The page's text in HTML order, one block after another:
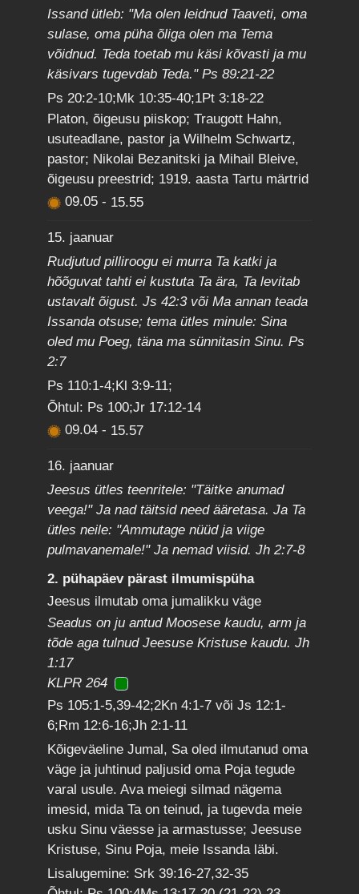
Issand ütleb: "Ma olen leidnud Taaveti, oma
sulase, oma püha õliga olen ma Tema
võidnud. Teda toetab mu käsi kõvasti ja mu
käsivars tugevdab Teda." Ps 89:21-22
Ps 20:2-10;Mk 10:35-40;1Pt 3:18-22
Platon, õigeusu piiskop; Traugott Hahn,
usuteadlane, pastor ja Wilhelm Schwartz,
pastor; Nikolai Bezanitski ja Mihail Bleive,
õigeusu preestrid; 1919. aasta Tartu märtrid
09.05- 15.55
15. jaanuar
Rudjutud pilliroogu ei murra Ta katki ja
hõõguvat tahti ei kustuta Ta ära, Ta levitab
ustavalt õigust. Js 42:3 või Ma annan teada
Issanda otsuse; tema ütles minule: Sina
oled mu Poeg, täna ma sünnitasin Sinu. Ps
2:7
Ps 110:1-4;Kl 3:9-11;
Õhtul: Ps 100;Jr 17:12-14
09.04- 15.57
16. jaanuar
Jeesus ütles teenritele: "Täitke anumad
veega!" Ja nad täitsid need ääretasa. Ja Ta
ütles neile: "Ammutage nüüd ja viige
pulmavanemale!" Ja nemad viisid. Jh 2:7-8
2. pühapäev pärast ilmumispüha
Jeesus ilmutab oma jumalikku väge
Seadus on ju antud Moosese kaudu, arm ja
tõde aga tulnud Jeesuse Kristuse kaudu. Jh
1:17
KLPR 264
Ps 105:1-5,39-42;2Kn 4:1-7 või Js 12:1-
6;Rm 12:6-16;Jh 2:1-11
Kõigeväeline Jumal, Sa oled ilmutanud oma
väge ja juhtinud paljusid oma Poja tegude
varal usule. Ava meiegi silmad nägema
imesid, mida Ta on teinud, ja tugevda meie
usku Sinu väesse ja armastusse; Jeesuse
Kristuse, Sinu Poja, meie Issanda läbi.
Lisalugemine: Srk 39:16-27,32-35